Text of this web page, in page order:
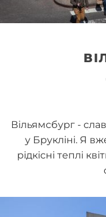
Вільямсбург -
у Брукліні. Я
рідкісні теплі